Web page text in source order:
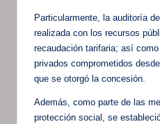
Particularmente, la auditoría
realizada con los recursos
recaudación tarifaria; así
privados comprometidos
que se otorgó la concesión.
Además, como parte de las
protección social, se